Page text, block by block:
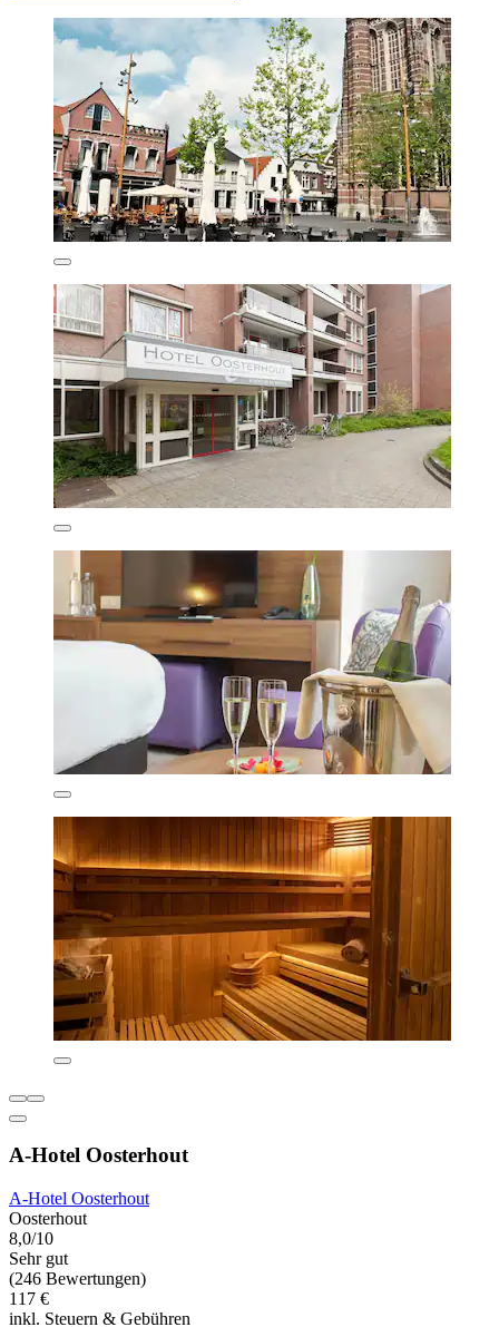
A-Hotel Oosterhout
A-Hotel Oosterhout
Oosterhout
8,0/10
Sehr gut
(246 Bewertungen)
117 €
inkl. Steuern & Gebühren